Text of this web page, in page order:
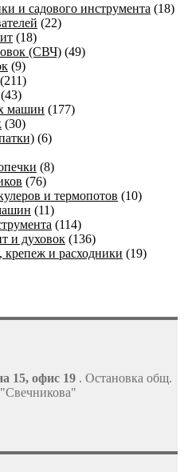
и садового инструмента (18)
(22)
(18)
(СВЧ) (49)
(9)
(211)
(43)
машин (177)
(30)
(6)
(8)
(76)
и термопотов (10)
(11)
(114)
и духовок (136)
и расходники (19)
15, офис 19 . Остановка общ.